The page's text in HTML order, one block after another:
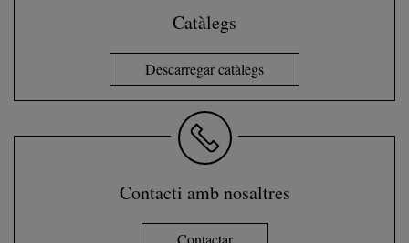
Catàlegs
Descarregar catàlegs
Contacti amb nosaltres
Contactar